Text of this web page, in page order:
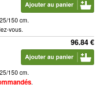
150 cm.
vous.
96.84 €
150 cm.
.